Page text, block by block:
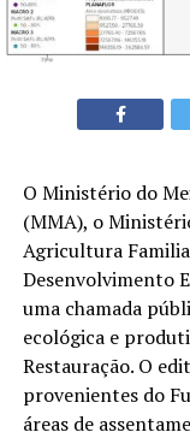
O Ministério do
(MMA), o
Agricultura
Desenvolvimento
uma chamada
ecológica e
Restauração. O
provenientes do
áreas de